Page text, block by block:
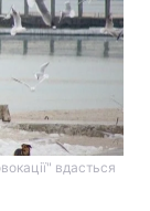
вдасться